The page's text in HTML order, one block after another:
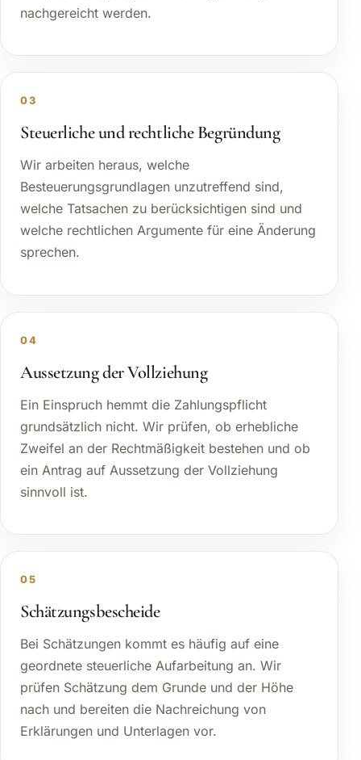
nachgereicht werden.
03
Steuerliche und rechtliche Begründung
Wir arbeiten heraus, welche
Besteuerungsgrundlagen unzutreffend sind,
welche Tatsachen zu berücksichtigen sind und
welche rechtlichen Argumente für eine Änderung
sprechen.
04
Aussetzung der Vollziehung
Ein Einspruch hemmt die Zahlungspflicht
grundsätzlich nicht. Wir prüfen, ob erhebliche
Zweifel an der Rechtmäßigkeit bestehen und ob
ein Antrag auf Aussetzung der Vollziehung
sinnvoll ist.
05
Schätzungsbescheide
Bei Schätzungen kommt es häufig auf eine
geordnete steuerliche Aufarbeitung an. Wir
prüfen Schätzung dem Grunde und der Höhe
nach und bereiten die Nachreichung von
Erklärungen und Unterlagen vor.